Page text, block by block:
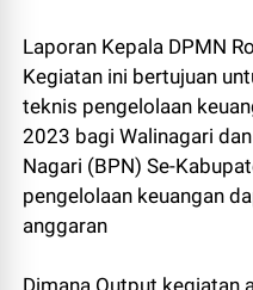
Laporan Kepala DPMN
Kegiatan ini bertujuan
teknis pengelolaan
2023 bagi Walinagari
Nagari (BPN) Se-
pengelolaan keuangan
anggaran
Dimana Output kegiatan